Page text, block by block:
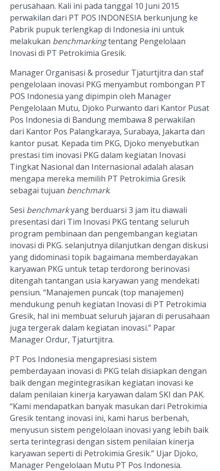
perusahaan. Kali ini pada tanggal 10 Juni 2015
perwakilan dari PT POS INDONESIA berkunjung ke
Pabrik pupuk terlengkap di Indonesia ini untuk
melakukan benchmarkingtentang Pengelolaan
Inovasi di PT Petrokimia Gresik.
Manager Organisasi & prosedur Tjaturtjitra dan staf
pengelolaan inovasi PKG menyambut rombongan PT
POS Indonesia yang dipimpin oleh Manager
Pengelolaan Mutu, Djoko Purwanto dari Kantor Pusat
Pos Indonesia di Bandung membawa 8 perwakilan
dari Kantor Pos Palangkaraya, Surabaya, Jakarta dan
kantor pusat. Kepada tim PKG, Djoko menyebutkan
prestasi tim inovasi PKG dalam kegiatan Inovasi
Tingkat Nasional dan Internasional adalah alasan
mengapa mereka memilih PT Petrokimia Gresik
sebagai tujuan benchmark.
Sesi benchmarkyang berduarsi 3 jam itu diawali
presentasi dari Tim Inovasi PKG tentang seluruh
program pembinaan dan pengembangan kegiatan
inovasi di PKG. selanjutnya dilanjutkan dengan diskusi
yang didominasi topik bagaimana memberdayakan
karyawan PKG untuk tetap terdorong berinovasi
ditengah tantangan usia karyawan yang mendekati
pensiun. “Manajemen puncak (top manajemen)
mendukung penuh kegiatan Inovasi di PT Petrokimia
Gresik, hal ini membuat seluruh jajaran di perusahaan
juga tergerak dalam kegiatan inovasi.” Papar
Manager Ordur, Tjaturtjitra.
PT Pos Indonesia mengapresiasi sistem
pemberdayaan inovasi di PKG telah disiapkan dengan
baik dengan megintegrasikan kegiatan inovasi ke
dalam penilaian kinerja karyawan dalam SKI dan PAK.
“Kami mendapatkan banyak masukan dari Petrokimia
Gresik tentang inovasi ini, kami harus berbenah,
menyusun sistem pengelolaan inovasi yang lebih baik
serta terintegrasi dengan sistem penilaian kinerja
karyawan seperti di Petrokimia Gresik.” Ujar Djoko,
Manager Pengelolaan Mutu PT Pos Indonesia.